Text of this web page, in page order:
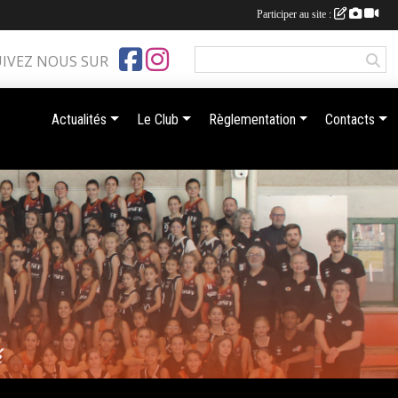
NOUS SUR
Actualités Le Club Règlementation Contacts
Participer au site :